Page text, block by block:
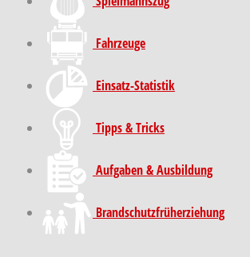
Fahrzeuge
Einsatz-Statistik
Tipps & Tricks
Aufgaben & Ausbildung
Brand­schutz­früh­erziehung